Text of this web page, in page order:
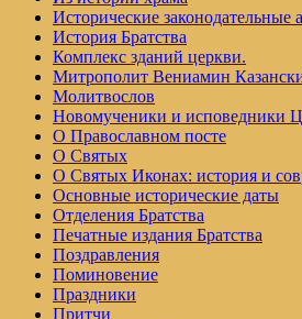
Исторические законодательные
История Братства
Комплекс зданий церкви.
Митрополит Вениамин
Молитвослов
Но­во­му­че­ни­ки и ис­по­вед­ни­ки
О Православном посте
О Святых
О Святых Иконах: история и
Основные исторические даты
Отделения Братства
Печатные издания Братства
Поздравления
Поминовение
Праздники
Притчи